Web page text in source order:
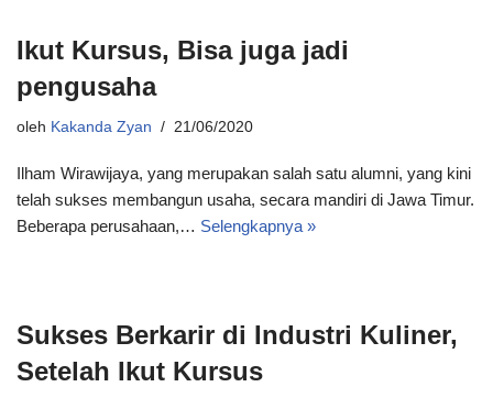
Ikut Kursus, Bisa juga jadi
pengusaha
oleh Kakanda Zyan 21/06/2020
Ilham Wirawijaya, yang merupakan salah satu alumni, yang kini
telah sukses membangun usaha, secara mandiri di Jawa Timur.
Beberapa perusahaan,… Selengkapnya »
Sukses Berkarir di Industri Kuliner,
Setelah Ikut Kursus